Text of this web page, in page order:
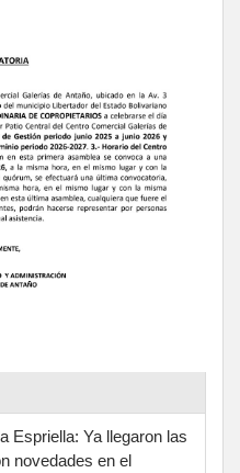
Espriella: Ya llegaron las
novedades en el